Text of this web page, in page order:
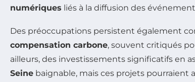
numériques liés à la diffusion des
Des préoccupations persistent également
compensation carbone, souvent critiqués
ailleurs, des investissements significatifs en
Seine baignable, mais ces projets pourraient